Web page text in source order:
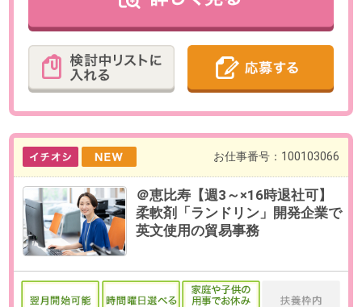
最寄り駅
広尾駅 徒歩5分 / 恵比寿駅 徒
歩15分
10:00～19:00（休憩60分／実働8時
※18:00までの時短勤務要相談
残業 ありません。
日数 週4～5日（月～金）
※日数・曜日はお選びいただけま
す。
※お休み相談も柔軟にご対応いただ
けます。
勤務期間 即日～長期
時給1,800円(交通費全額支給)